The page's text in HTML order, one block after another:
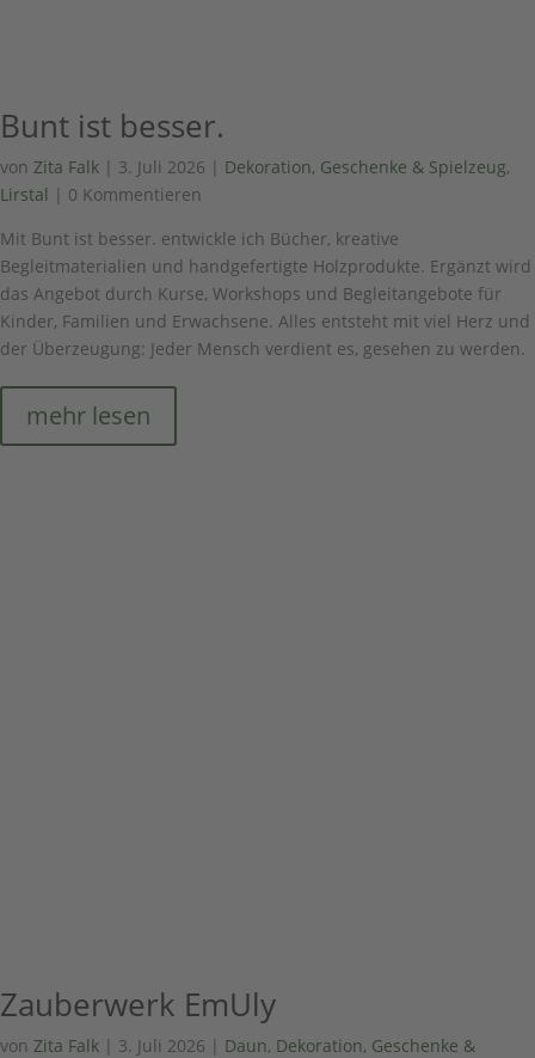
Bunt ist besser.
von Zita Falk | 3. Juli 2026 | Dekoration, Geschenke & Spielzeug,
Lirstal | 0 Kommentieren
Mit Bunt ist besser. entwickle ich Bücher, kreative
Begleitmaterialien und handgefertigte Holzprodukte. Ergänzt wird
das Angebot durch Kurse, Workshops und Begleitangebote für
Kinder, Familien und Erwachsene. Alles entsteht mit viel Herz und
der Überzeugung: Jeder Mensch verdient es, gesehen zu werden.
mehr lesen
Zauberwerk EmUly
von Zita Falk | 3. Juli 2026 | Daun, Dekoration, Geschenke &